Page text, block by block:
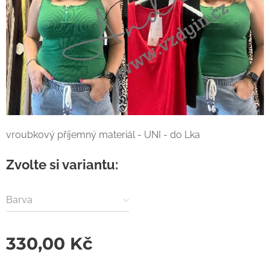
vroubkový příjemný materiál - UNI - do Lka
Zvolte si variantu:
Barva
330,00 Kč